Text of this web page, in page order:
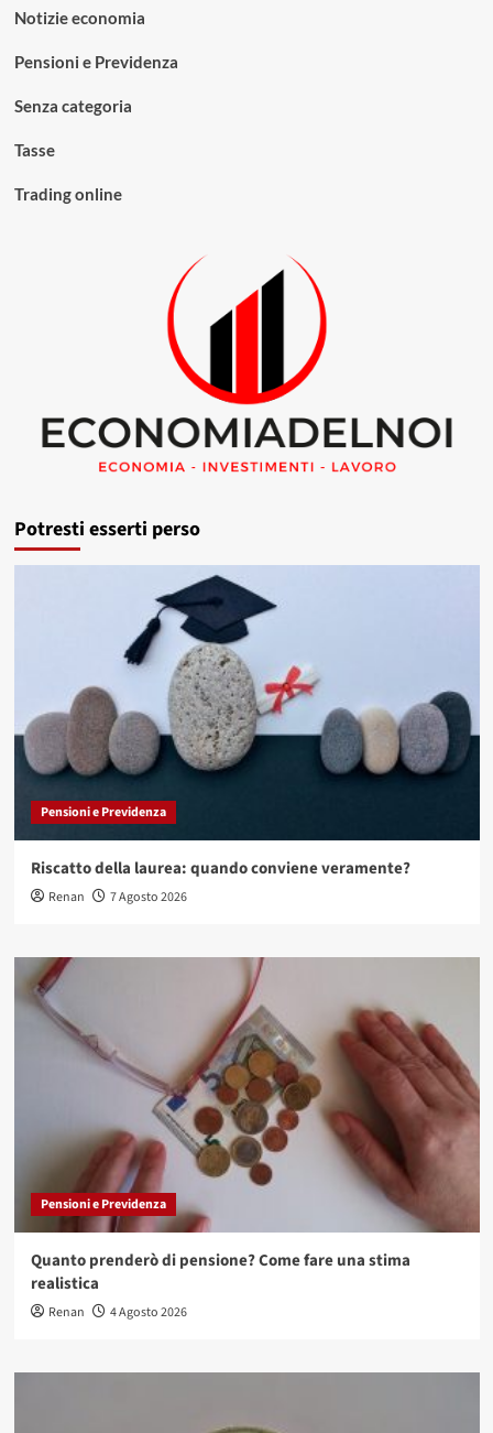
Notizie economia
Pensioni e Previdenza
Senza categoria
Tasse
Trading online
Potresti esserti perso
Pensioni e Previdenza
Riscatto della laurea: quando conviene veramente?
Renan 7 Agosto 2026
Pensioni e Previdenza
Quanto prenderò di pensione? Come fare una stima
realistica
Renan 4 Agosto 2026